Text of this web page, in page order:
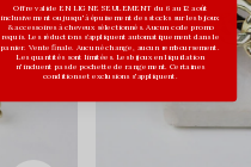
Offre valide EN LIGNE SEULEMENT du 6 au 12 août
inclusivement ou jusqu'à épuisement des stocks sur les bijoux
& accessoires à cheveux sélectionnés. Aucun code promo
requis. Les réductions s’appliquent automatiquement dans le
panier. Vente finale. Aucun échange, aucun remboursement.
Les quantités sont limitées. Les bijoux en liquidation
n'incluent pas de pochette de rangement. Certaines
conditions et exclusions s'appliquent.